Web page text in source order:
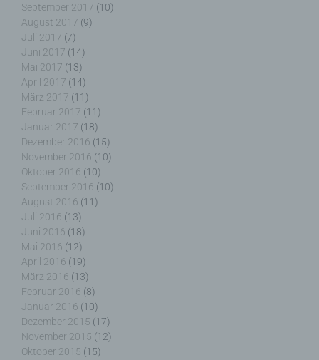
September 2017 (10)
August 2017 (9)
Juli 2017 (7)
Juni 2017 (14)
Mai 2017 (13)
April 2017 (14)
März 2017 (11)
Februar 2017 (11)
Januar 2017 (18)
Dezember 2016 (15)
November 2016 (10)
Oktober 2016 (10)
September 2016 (10)
August 2016 (11)
Juli 2016 (13)
Juni 2016 (18)
Mai 2016 (12)
April 2016 (19)
März 2016 (13)
Februar 2016 (8)
Januar 2016 (10)
Dezember 2015 (17)
November 2015 (12)
Oktober 2015 (15)
Zwecke und Mittel der Verarbeitung von
personenbezogenen Daten entscheidet. Sind die
Zwecke und Mittel dieser Verarbeitung durch das
Unionsrecht oder das Recht der Mitgliedstaaten
vorgegeben, so kann der Verantwortliche
beziehungsweise können die bestimmten Kriterien
seiner Benennung nach dem Unionsrecht oder
dem Recht der Mitgliedstaaten vorgesehen
werden.
h) Auftragsverarbeiter
Auftragsverarbeiter ist eine natürliche oder
juristische Person, Behörde, Einrichtung oder
andere Stelle, die personenbezogene Daten im
Auftrag des Verantwortlichen verarbeitet.
i) Empfänger